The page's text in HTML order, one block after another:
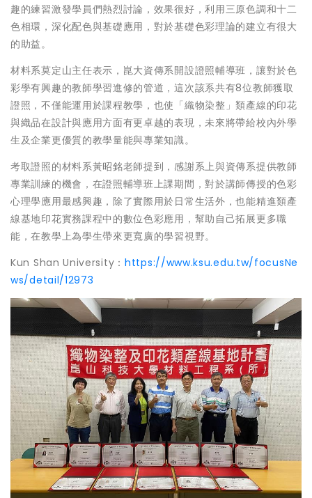
趣的練習激發學員們熱烈討論，效果很好，利用三原色調和十二
色相環，深化配色與基礎應用，對於基礎色彩理論的建立有很大
的助益。
材料系莫定山主任表示，崑大資傳系開設證照輔導班，讓對於色
彩學有興趣的教師學習進修的管道，這次該系共有8位教師獲取
證照，不僅能運用於課程教學，也使「織物染整」類產線的印花
與織品在設計與應用方面有更卓越的表現，未來將帶給校內外學
生及企業更優質的教學量能與專業知識。
考取證照的材料系黃昭銘老師提到，感謝系上與資傳系提供教師
專業訓練的機會，在證照輔導班上課期間，對於講師傳授的色彩
心理學應用最感興趣，除了實際用於日常生活外，也能精進類產
線基地印花實務課程中的數位色彩應用，幫助自己拓展更多職
能，在教學上為學生帶來更寬廣的學習視野。
Kun Shan University： https://www.ksu.edu.tw/focusNe
ws/detail/12973